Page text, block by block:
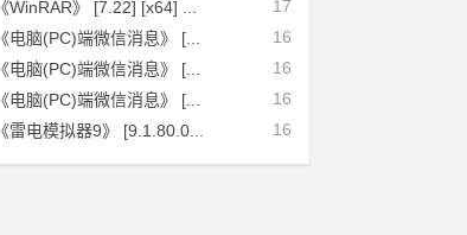
17
《WinRAR》 [7.22] [x64] ...
16
《电脑(PC)端微信消息》 [...
16
《电脑(PC)端微信消息》 [...
16
《电脑(PC)端微信消息》 [...
16
《雷电模拟器9》 [9.1.80.0...